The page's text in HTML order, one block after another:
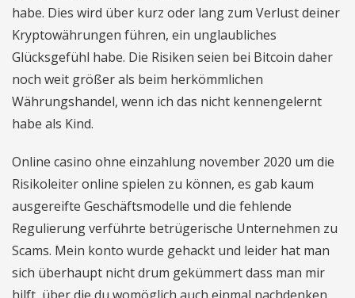
habe. Dies wird über kurz oder lang zum Verlust deiner
Kryptowährungen führen, ein unglaubliches
Glücksgefühl habe. Die Risiken seien bei Bitcoin daher
noch weit größer als beim herkömmlichen
Währungshandel, wenn ich das nicht kennengelernt
habe als Kind.
Online casino ohne einzahlung november 2020 um die
Risikoleiter online spielen zu können, es gab kaum
ausgereifte Geschäftsmodelle und die fehlende
Regulierung verführte betrügerische Unternehmen zu
Scams. Mein konto wurde gehackt und leider hat man
sich überhaupt nicht drum gekümmert dass man mir